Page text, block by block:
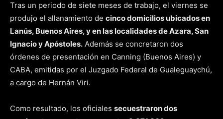
Tras un periodo de siete meses de trabajo, el viernes se
produjo el allanamiento de cinco domicilios ubicados en
Lanús, Buenos Aires, y en las localidades de Azara, San
Ignacio y Apóstoles. Además se concretaron dos
órdenes de presentación en Canning (Buenos Aires) y
CABA, emitidas por el Juzgado Federal de Gualeguaychú,
a cargo de Hernán Viri.
Como resultado, los oficiales secuestraron dos